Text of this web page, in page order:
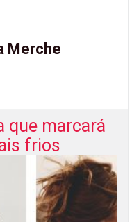
Merche
que marcará
frios